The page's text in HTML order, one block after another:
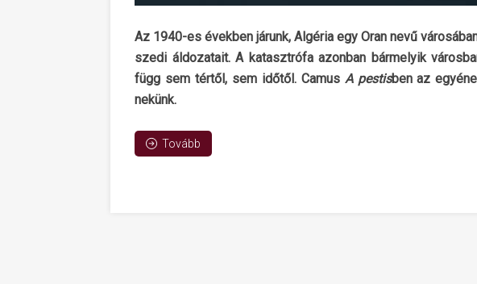
Az 1940-es években járunk, Algéria egy Oran nevű
szedi áldozatait. A katasztrófa azonban bármelyik
függ sem tértől, sem időtől. Camus A pestisben az
nekünk.
Tovább